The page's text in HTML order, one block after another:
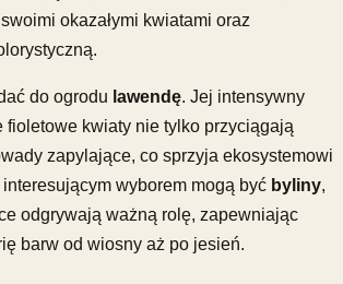
okazałymi kwiatami oraz
do ogrodu lawendę. Jej intensywny
fioletowe kwiaty nie tylko przyciągają
zapylające, co sprzyja ekosystemowi
wyborem mogą być byliny,
odgrywają ważną rolę, zapewniając
barw od wiosny aż po jesień.